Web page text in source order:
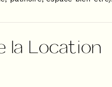
la Location